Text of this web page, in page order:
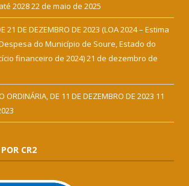
202822 de maio de 2025
21 DE DEZEMBRO DE 2023 (LOA 2024 – Estima
do Município de Soure, Estado do
financeiro de 2024)21 de dezembro de
ORDINÁRIA, DE 11 DE DEZEMBRO DE 2023 11
CR2